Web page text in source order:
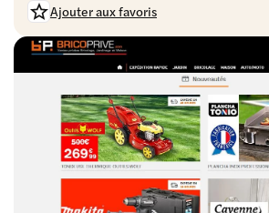
Ajouter aux favoris